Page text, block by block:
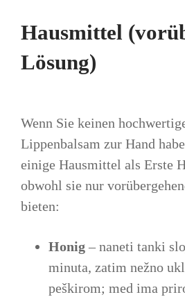
Hausmittel
Lösung)
Wenn Sie keinen
Lippenbalsam zur Hand
einige Hausmittel als Erste
obwohl sie nur
bieten:
Honig – naneti tanki
minuta, zatim nežno
peškirom; med ima